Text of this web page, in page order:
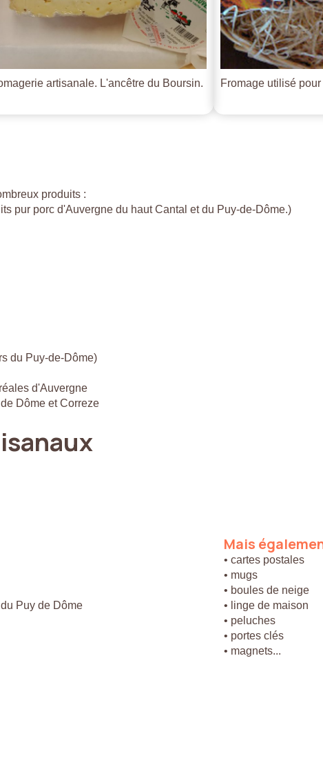
artisanale. L'ancêtre du Boursin. Fromage utilisé
produits :
pur porc d'Auvergne du haut Cantal et du Puy-de-Dôme.)
du Puy-de-Dôme)
d'Auvergne
Dôme et Correze
Puy de Dôme
Mais
• cartes postales
• mugs
• boules de neige
• linge de maison
• peluches
• portes clés
• magnets...